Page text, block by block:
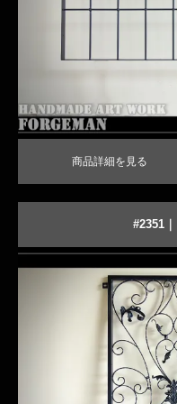
商品詳細を見る
オーダー
商品詳細を見る
#2351
商品詳細を見るオーダー